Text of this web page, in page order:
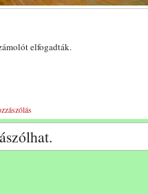
elfogadták.